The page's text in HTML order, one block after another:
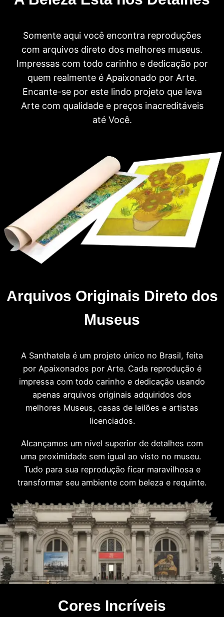
Somente aqui você encontra reproduções
com arquivos direto dos melhores museus.
Impressas com todo carinho e dedicação por
quem realmente é Apaixonado por Arte.
Encante-se por este lindo projeto que leva
Arte com qualidade e preços inacreditáveis
até Você.
Arquivos Originais Direto dos
Museus
A Santhatela é um projeto único no Brasil, feita
por Apaixonados por Arte. Cada reprodução é
impressa com todo carinho e dedicação usando
apenas arquivos originais adquiridos dos
melhores Museus, casas de leilões e artistas
licenciados.
Alcançamos um nível superior de detalhes com
uma proximidade sem igual ao visto no museu.
Tudo para sua reprodução ficar maravilhosa e
transformar seu ambiente com beleza e requinte.
Cores Incríveis